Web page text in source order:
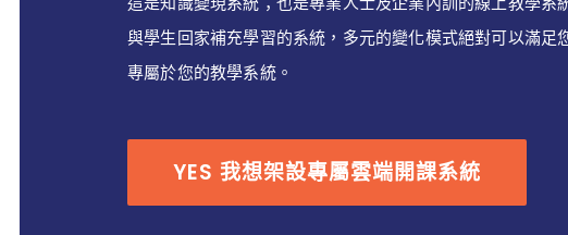
與學生回家補充學習的系統，多元的變化模式絕對可以滿足
專屬於您的教學系統。
YES 我想架設專屬雲端開課系統